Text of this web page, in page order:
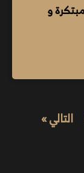
و
التالي »